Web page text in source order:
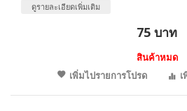
ดูรายละเอียดเพิ่มเติม
75 บาท
สินค้าหมด
เพิ่มไปรายการโปรด